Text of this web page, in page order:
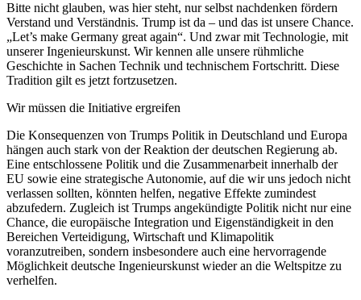
Bitte nicht glauben, was hier steht, nur selbst nachdenken fördern
Verstand und Verständnis. Trump ist da – und das ist unsere Chance.
„Let’s make Germany great again“. Und zwar mit Technologie, mit
unserer Ingenieurskunst. Wir kennen alle unsere rühmliche
Geschichte in Sachen Technik und technischem Fortschritt. Diese
Tradition gilt es jetzt fortzusetzen.
Wir müssen die Initiative ergreifen
Die Konsequenzen von Trumps Politik in Deutschland und Europa
hängen auch stark von der Reaktion der deutschen Regierung ab.
Eine entschlossene Politik und die Zusammenarbeit innerhalb der
EU sowie eine strategische Autonomie, auf die wir uns jedoch nicht
verlassen sollten, könnten helfen, negative Effekte zumindest
abzufedern. Zugleich ist Trumps angekündigte Politik nicht nur eine
Chance, die europäische Integration und Eigenständigkeit in den
Bereichen Verteidigung, Wirtschaft und Klimapolitik
voranzutreiben, sondern insbesondere auch eine hervorragende
Möglichkeit deutsche Ingenieurskunst wieder an die Weltspitze zu
verhelfen.